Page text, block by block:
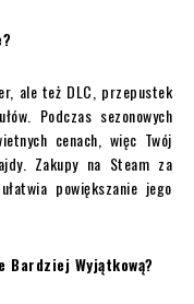
ale też DLC, przepustek
Podczas sezonowych
cenach, więc Twój
Zakupy na Steam za
powiększanie jego
Bardziej Wyjątkową?